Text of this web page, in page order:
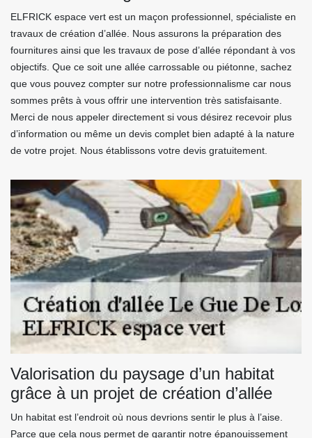
ELFRICK espace vert est un maçon professionnel, spécialiste en
travaux de création d’allée. Nous assurons la préparation des
fournitures ainsi que les travaux de pose d’allée répondant à vos
objectifs. Que ce soit une allée carrossable ou piétonne, sachez
que vous pouvez compter sur notre professionnalisme car nous
sommes prêts à vous offrir une intervention très satisfaisante.
Merci de nous appeler directement si vous désirez recevoir plus
d’information ou même un devis complet bien adapté à la nature
de votre projet. Nous établissons votre devis gratuitement.
Valorisation du paysage d’un habitat
grâce à un projet de création d’allée
Un habitat est l’endroit où nous devrions sentir le plus à l’aise.
Parce que cela nous permet de garantir notre épanouissement